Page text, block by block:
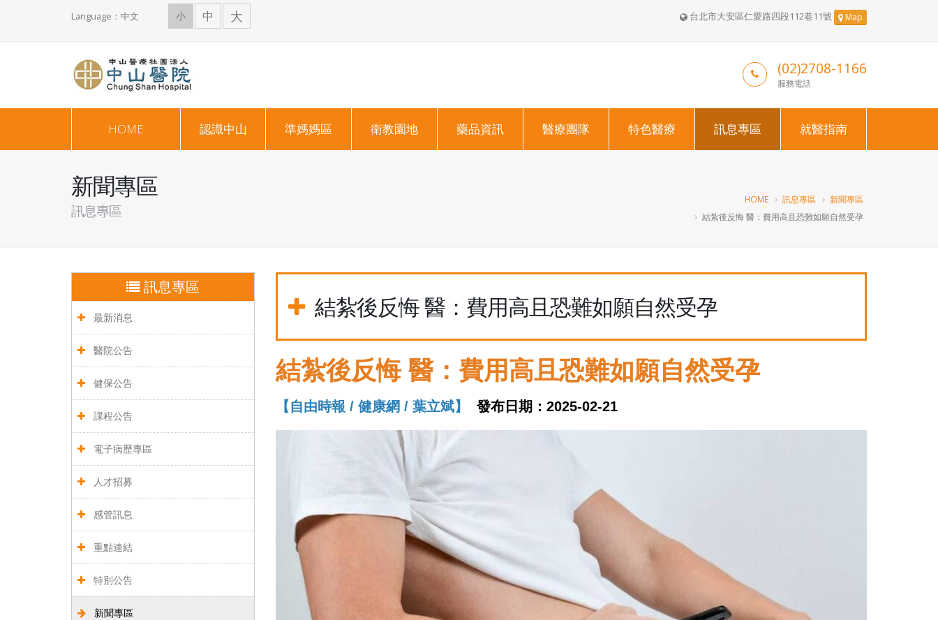
Language：中文 小 中 大 台北市大安區仁愛路四段112巷11號 Map
(02)2708-1166
服務電話
HOME 認識中山 準媽媽區 衛教園地 藥品資訊 醫療團隊 特色醫療 訊息專區 就醫指南
新聞專區
訊息專區
HOME 訊息專區
新聞專區
結紮後反悔 醫：費用高且恐難如願自然受孕
訊息專區
最新消息
醫院公告
健保公告
課程公告
電子病歷專區
人才招募
感管訊息
重點連結
特別公告
新聞專區
結紮後反悔 醫：費用高且恐難如願自然受孕
結紮後反悔 醫：費用高且恐難如願自然受孕
【自由時報 / 健康網 / 葉立斌】 發布日期：2025-02-21